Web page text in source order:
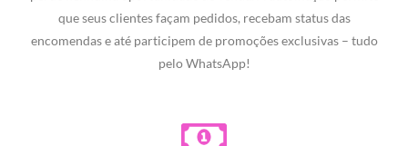
que seus clientes façam pedidos, recebam status das
encomendas e até participem de promoções exclusivas – tudo
pelo WhatsApp!